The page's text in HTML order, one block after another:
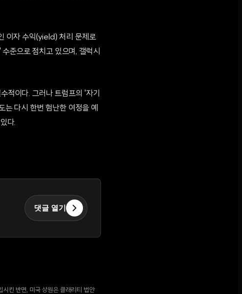
이자 수익(yield) 처리 문제로
준으로 점치고 있으며, 갤럭시
적이다. 그러나 트럼프의 '자기
는 다시 한번 험난한 여정을 예
다.
댓글 열기
킨 반면, 미국 상원은 클래리티 법안